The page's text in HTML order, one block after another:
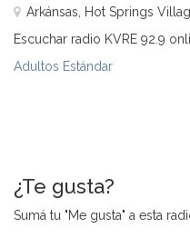
Arkánsas, Hot Springs
Escuchar radio KVRE 92.9
Adultos Estándar
¿Te gusta?
Sumá tu "Me gusta" a esta